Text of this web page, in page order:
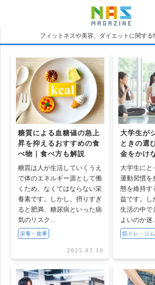
フィットネスや美容、ダイエットに関する
糖質による血糖値の急上
昇を抑えるおすすめの食
べ物｜食べ方も解説
糖質は人が生活していくうえ
で体のエネルギー源として働
くため、なくてはならない栄
養素です。しかし、摂りすぎ
ると肥満、糖尿病といった病
気のリスク...
栄養・食事
2025.03.10
大学生が
ときの選
金をかけ
大学生にと
運動習慣を
態を維持す
益です。し
生活の中で
よいのか迷
筋トレ・ジム